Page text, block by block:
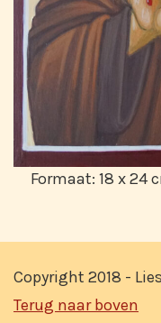
Formaat: 18 x 24
Copyright 2018 -
Terug naar boven